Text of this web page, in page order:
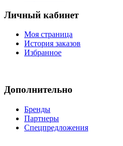
Личный кабинет
Моя страница
История заказов
Избранное
Дополнительно
Бренды
Партнеры
Спецпредложения